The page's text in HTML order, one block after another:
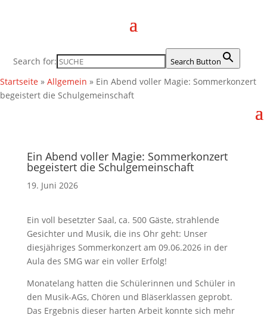
Search for: Search Button
Startseite » Allgemein » Ein Abend voller Magie: Sommerkonzert
begeistert die Schulgemeinschaft
Ein Abend voller Magie: Sommerkonzert
begeistert die Schulgemeinschaft
19. Juni 2026
Ein voll besetzter Saal, ca. 500 Gäste, strahlende
Gesichter und Musik, die ins Ohr geht: Unser
diesjähriges Sommerkonzert am 09.06.2026 in der
Aula des SMG war ein voller Erfolg!
Monatelang hatten die Schülerinnen und Schüler in
den Musik-AGs, Chören und Bläserklassen geprobt.
Das Ergebnis dieser harten Arbeit konnte sich mehr